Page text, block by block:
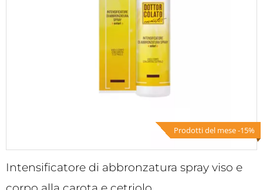
Prodotti del mese -15%
Intensificatore di abbronzatura spray viso e